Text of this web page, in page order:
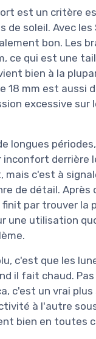
est un critère
soleil. Avec les
bon. Les
ce qui est une
bien à la
18 mm est aussi
excessive sur
longues
derrière
mais c'est à
de détail. Après
par trouver la
une utilisation
c'est que les
il fait chaud.
c'est un vrai
à l'autre
bien en toutes